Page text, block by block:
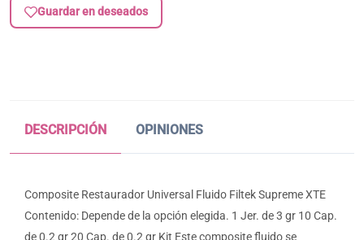
Guardar en deseados
DESCRIPCIÓN OPINIONES
Composite Restaurador Universal Fluido Filtek Supreme XTE
Contenido: Depende de la opción elegida. 1 Jer. de 3 gr 10 Cap.